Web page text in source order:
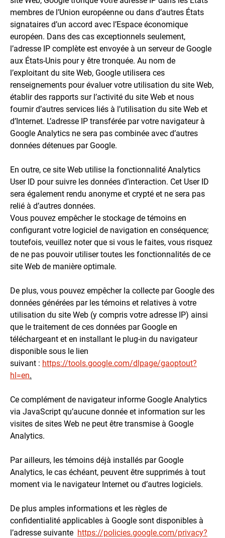
membres de l’Union européenne ou dans d’autres États
signataires d’un accord avec l’Espace économique
européen. Dans des cas exceptionnels seulement,
l’adresse IP complète est envoyée à un serveur de Google
aux États-Unis pour y être tronquée. Au nom de
l’exploitant du site Web, Google utilisera ces
renseignements pour évaluer votre utilisation du site Web,
établir des rapports sur l’activité du site Web et nous
fournir d’autres services liés à l’utilisation du site Web et
d’Internet. L’adresse IP transférée par votre navigateur à
Google Analytics ne sera pas combinée avec d’autres
données détenues par Google.
En outre, ce site Web utilise la fonctionnalité Analytics
User ID pour suivre les données d’interaction. Cet User ID
sera également rendu anonyme et crypté et ne sera pas
relié à d’autres données.
Vous pouvez empêcher le stockage de témoins en
configurant votre logiciel de navigation en conséquence;
toutefois, veuillez noter que si vous le faites, vous risquez
de ne pas pouvoir utiliser toutes les fonctionnalités de ce
site Web de manière optimale.
De plus, vous pouvez empêcher la collecte par Google des
données générées par les témoins et relatives à votre
utilisation du site Web (y compris votre adresse IP) ainsi
que le traitement de ces données par Google en
téléchargeant et en installant le plug-in du navigateur
disponible sous le lien
suivant : https://tools.google.com/dlpage/gaoptout?
hl=en.
Ce complément de navigateur informe Google Analytics
via JavaScript qu’aucune donnée et information sur les
visites de sites Web ne peut être transmise à Google
Analytics.
Par ailleurs, les témoins déjà installés par Google
Analytics, le cas échéant, peuvent être supprimés à tout
moment via le navigateur Internet ou d’autres logiciels.
De plus amples informations et les règles de
confidentialité applicables à Google sont disponibles à
l’adresse suivante https://policies.google.com/privacy?